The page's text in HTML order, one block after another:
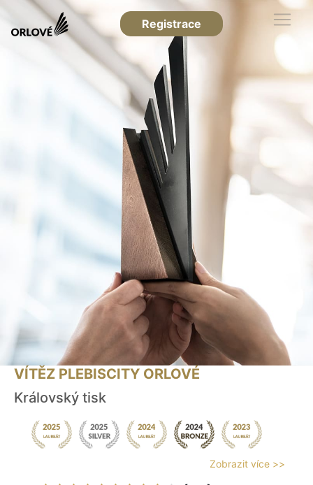
Registrace
VÍTĚZ PLEBISCITY ORLOVÉ
Královský tisk
Zobrazit více >>